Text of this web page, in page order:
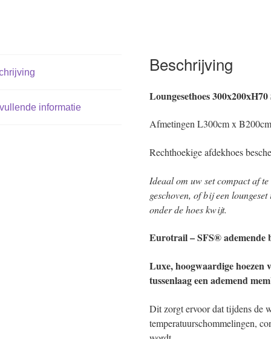
informatie
Beschrijving
Loungesethoes 300x200xH70
Afmetingen L300cm x
Rechthoekige afdekhoes
Ideaal om uw set compact af
geschoven, of bij een
onder de hoes kwijt.
Eurotrail – SFS® ademende
Luxe, hoogwaardige hoezen
tussenlaag een ademend
Dit zorgt ervoor dat tijdens de
temperatuurschommelingen,